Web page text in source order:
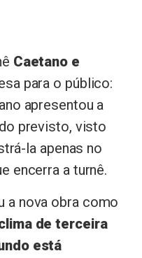
Caetano e
para o público:
apresentou a
previsto, visto
la apenas no
encerra a turnê.
a nova obra como
de terceira
está